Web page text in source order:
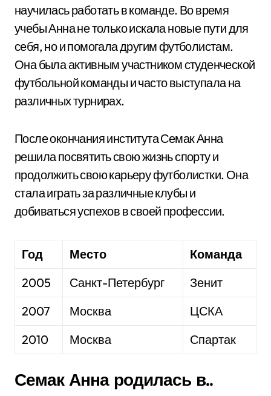
научилась работать в команде. Во время
учебы Анна не только искала новые пути для
себя, но и помогала другим футболистам.
Она была активным участником студенческой
футбольной команды и часто выступала на
различных турнирах.
После окончания института Семак Анна
решила посвятить свою жизнь спорту и
продолжить свою карьеру футболистки. Она
стала играть за различные клубы и
добиваться успехов в своей профессии.
Год Место
Команда
2005
Санкт-Петербург
Зенит
2007
Москва
ЦСКА
2010
Москва Спартак
Семак Анна родилась в..